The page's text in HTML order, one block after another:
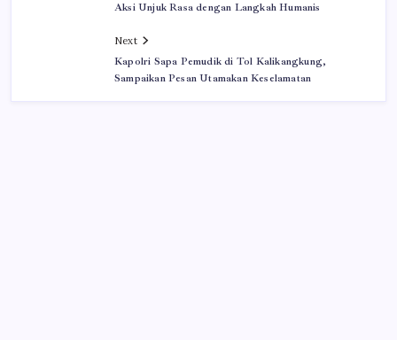
Aksi Unjuk Rasa dengan Langkah Humanis
Next
Kapolri Sapa Pemudik di Tol Kalikangkung,
Sampaikan Pesan Utamakan Keselamatan